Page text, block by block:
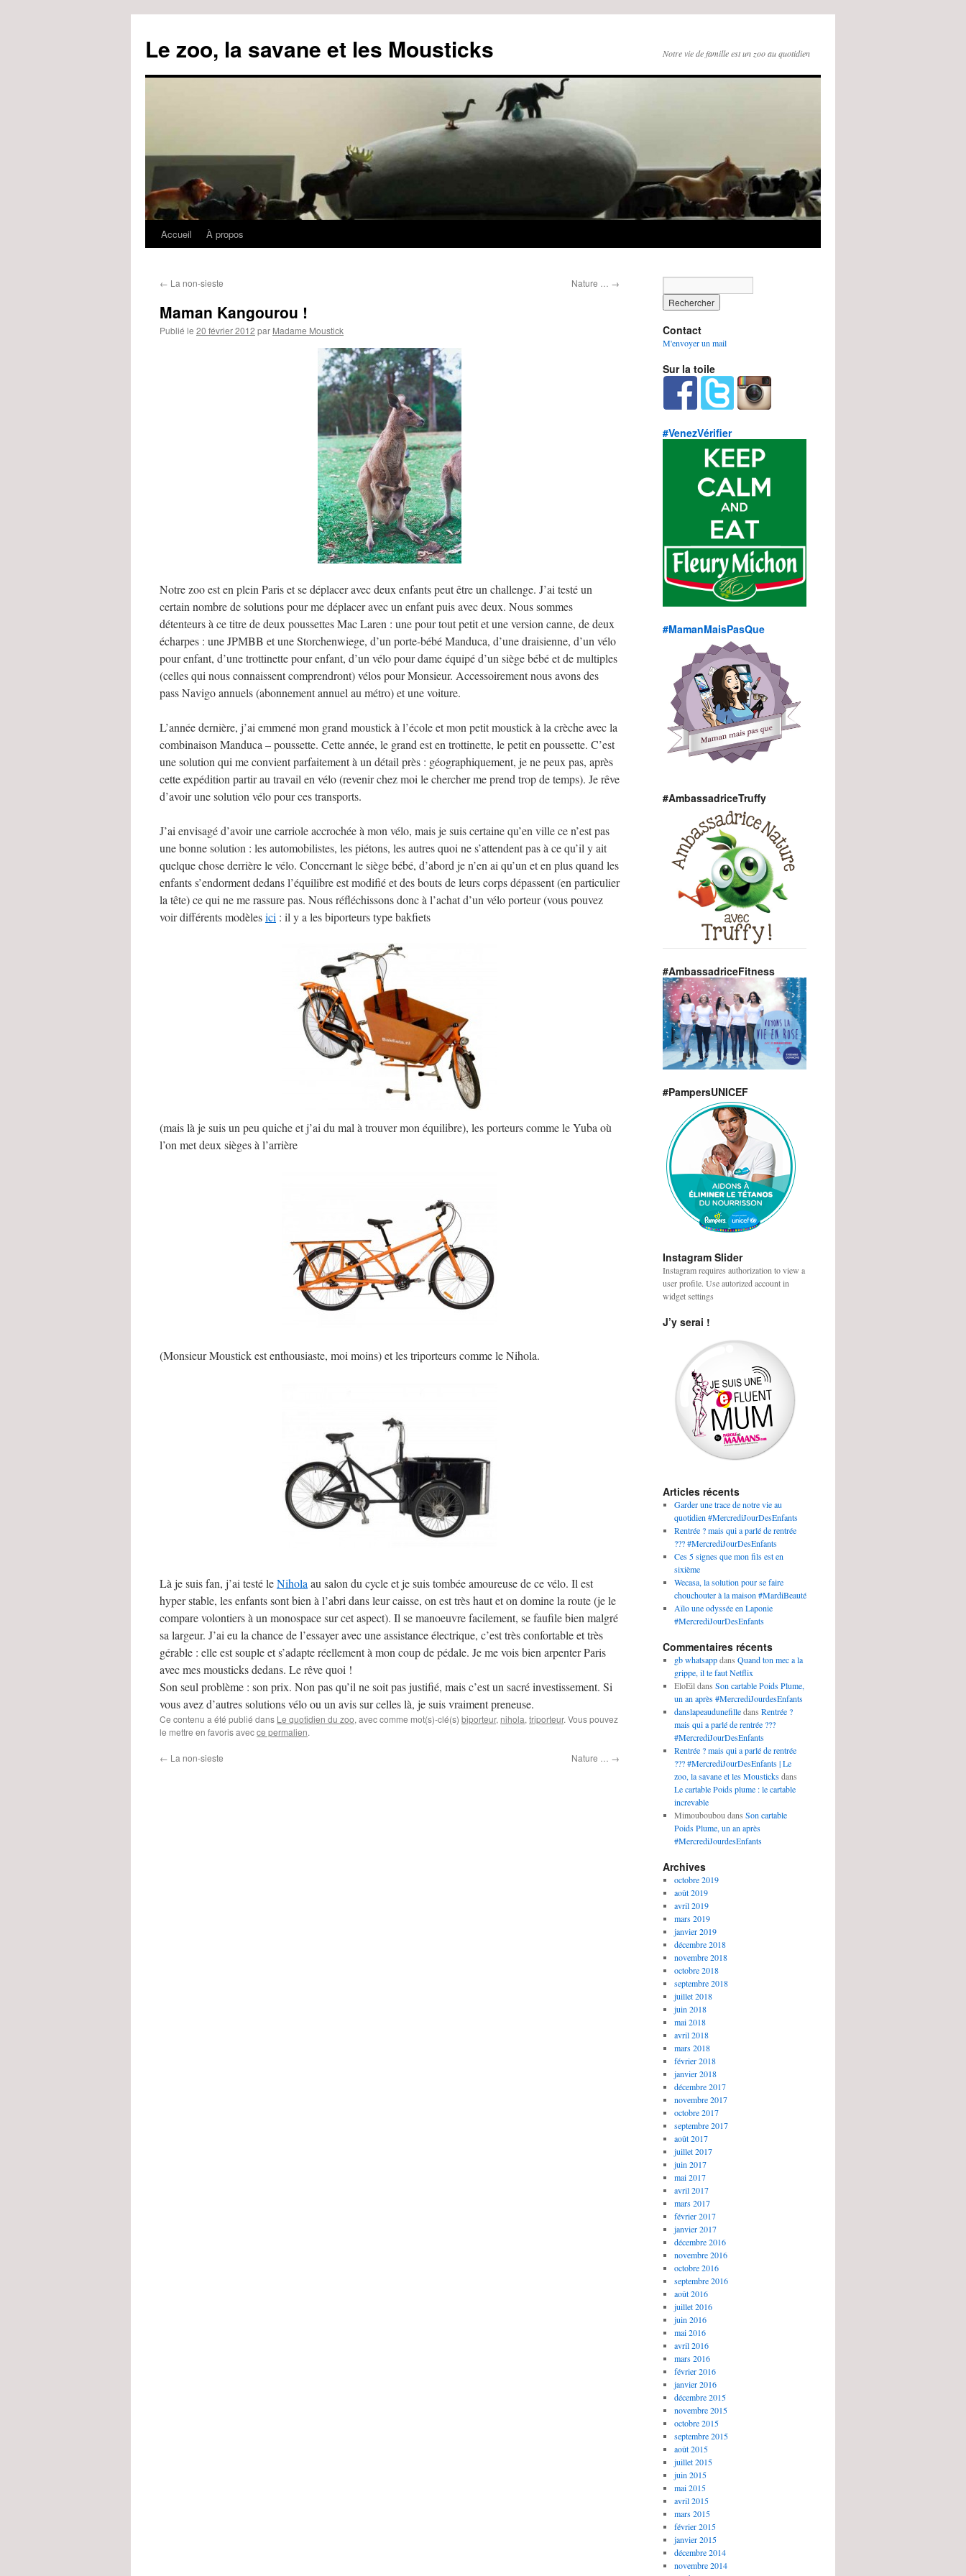
Le zoo, la savane et les Mousticks Notre vie de famille est un zoo au quotidien
Aller
contenu
Accueil À propos
← La non-sieste Nature … →
Maman Kangourou !
Publié le 20 février 2012 par Madame Moustick
Notre zoo est en plein Paris et se déplacer avec deux enfants peut être un challenge. J’ai testé un
certain nombre de solutions pour me déplacer avec un enfant puis avec deux. Nous sommes
détenteurs à ce titre de deux poussettes Mac Laren : une pour tout petit et une version canne, de deux
écharpes : une JPMBB et une Storchenwiege, d’un porte-bébé Manduca, d’une draisienne, d’un vélo
pour enfant, d’une trottinette pour enfant, d’un vélo pour dame équipé d’un siège bébé et de multiples
(celles qui nous connaissent comprendront) vélos pour Monsieur. Accessoirement nous avons des
pass Navigo annuels (abonnement annuel au métro) et une voiture.
L’année dernière, j’ai emmené mon grand moustick à l’école et mon petit moustick à la crèche avec la
combinaison Manduca – poussette. Cette année, le grand est en trottinette, le petit en poussette. C’est
une solution qui me convient parfaitement à un détail près : géographiquement, je ne peux pas, après
cette expédition partir au travail en vélo (revenir chez moi le chercher me prend trop de temps). Je rêve
d’avoir une solution vélo pour ces transports.
J’ai envisagé d’avoir une carriole accrochée à mon vélo, mais je suis certaine qu’en ville ce n’est pas
une bonne solution : les automobilistes, les piétons, les autres quoi ne s’attendent pas à ce qu’il y ait
quelque chose derrière le vélo. Concernant le siège bébé, d’abord je n’en ai qu’un et en plus quand les
enfants s’endorment dedans l’équilibre est modifié et des bouts de leurs corps dépassent (en particulier
la tête) ce qui ne me rassure pas. Nous réfléchissons donc à l’achat d’un vélo porteur (vous pouvez
voir différents modèlesici : il y a les biporteurs type bakfiets
(mais là je suis un peu quiche et j’ai du mal à trouver mon équilibre), les porteurs comme le Yuba où
l’on met deux sièges à l’arrière
(Monsieur Moustick est enthousiaste, moi moins) et les triporteurs comme le Nihola.
Là je suis fan, j’ai testé leNihola au salon du cycle et je suis tombée amoureuse de ce vélo. Il est
hyper stable, les enfants sont bien à l’abri dans leur caisse, on est très haut et on domine la route (je le
compare volontiers à un monospace sur cet aspect). Il se manoeuvre facilement, se faufile bien malgré
sa largeur. J’ai eu la chance de l’essayer avec une assistance électrique, c’est très confortable et très
gérable : elle est souple et s’adapte réellement à mon coup de pédale. Je me vois bien arpenter Paris
avec mes mousticks dedans. Le rêve quoi !
Son seul problème : son prix. Non pas qu’il ne soit pas justifié, mais c’est un sacré investissement. Si
vous avez d’autres solutions vélo ou un avis sur celles là, je suis vraiment preneuse.
Ce contenu a été publié dans Le quotidien du zoo, avec comme mot(s)-clé(s) biporteur, nihola, triporteur. Vous pouvez
le mettre en favoris avecce permalien.
← La non-sieste Nature … →
Contact
M'envoyer un mail
Sur la toile
#VenezVérifier
#MamanMaisPasQue
#AmbassadriceTruffy
#AmbassadriceFitness
#PampersUNICEF
Instagram Slider
Instagram requires authorization to view a
user profile. Use autorized account in
widget settings
J’y serai !
Articles récents
Garder une trace de notre vie au
quotidien #MercrediJourDesEnfants
Rentrée ? mais qui a parlé de rentrée
??? #MercrediJourDesEnfants
Ces 5 signes que mon fils est en
sixième
Wecasa, la solution pour se faire
chouchouter à la maison #MardiBeauté
Aïlo une odyssée en Laponie
#MercrediJourDesEnfants
Commentaires récents
gb whatsappdans Quand ton mec a la
grippe, il te faut Netflix
EloEildans Son cartable Poids Plume,
un an après #MercrediJourdesEnfants
danslapeaudunefilledans Rentrée ?
mais qui a parlé de rentrée ???
#MercrediJourDesEnfants
Rentrée ? mais qui a parlé de rentrée
??? #MercrediJourDesEnfants | Le
zoo, la savane et les Mousticksdans
Le cartable Poids plume : le cartable
increvable
Mimoubouboudans Son cartable
Poids Plume, un an après
#MercrediJourdesEnfants
Archives
octobre 2019
août 2019
avril 2019
mars 2019
janvier 2019
décembre 2018
novembre 2018
octobre 2018
septembre 2018
juillet 2018
juin 2018
mai 2018
avril 2018
mars 2018
février 2018
janvier 2018
décembre 2017
novembre 2017
octobre 2017
septembre 2017
août 2017
juillet 2017
juin 2017
mai 2017
avril 2017
mars 2017
février 2017
janvier 2017
décembre 2016
novembre 2016
octobre 2016
septembre 2016
août 2016
juillet 2016
juin 2016
mai 2016
avril 2016
mars 2016
février 2016
janvier 2016
décembre 2015
novembre 2015
octobre 2015
septembre 2015
août 2015
juillet 2015
juin 2015
mai 2015
avril 2015
mars 2015
février 2015
janvier 2015
décembre 2014
novembre 2014